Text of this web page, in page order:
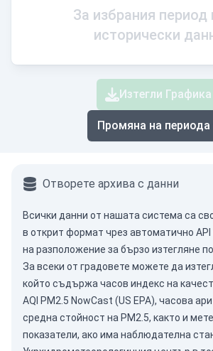
За избрания период
исторически
Изтегли Графика
Промяна на периода
Отворете архива с данни
Всички данни от нашата система са
в открит формат чрез автоматично API
на разположение за бързо изтегляне
За всеки от градовете можете да
който съдържа часов индекс на
AQI PM2.5 NowCast (US EPA), часова
средна стойност на PM2.5, както и
показатели, ако има наблюдателна